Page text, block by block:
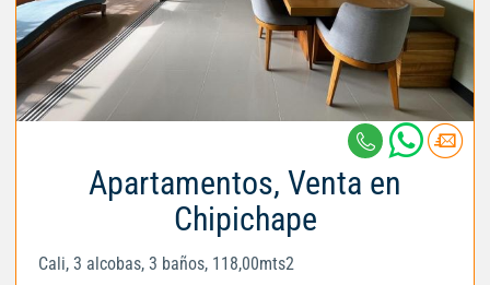
Apartamentos, Venta en
Chipichape
Cali, 3 alcobas, 3 baños, 118,00mts2